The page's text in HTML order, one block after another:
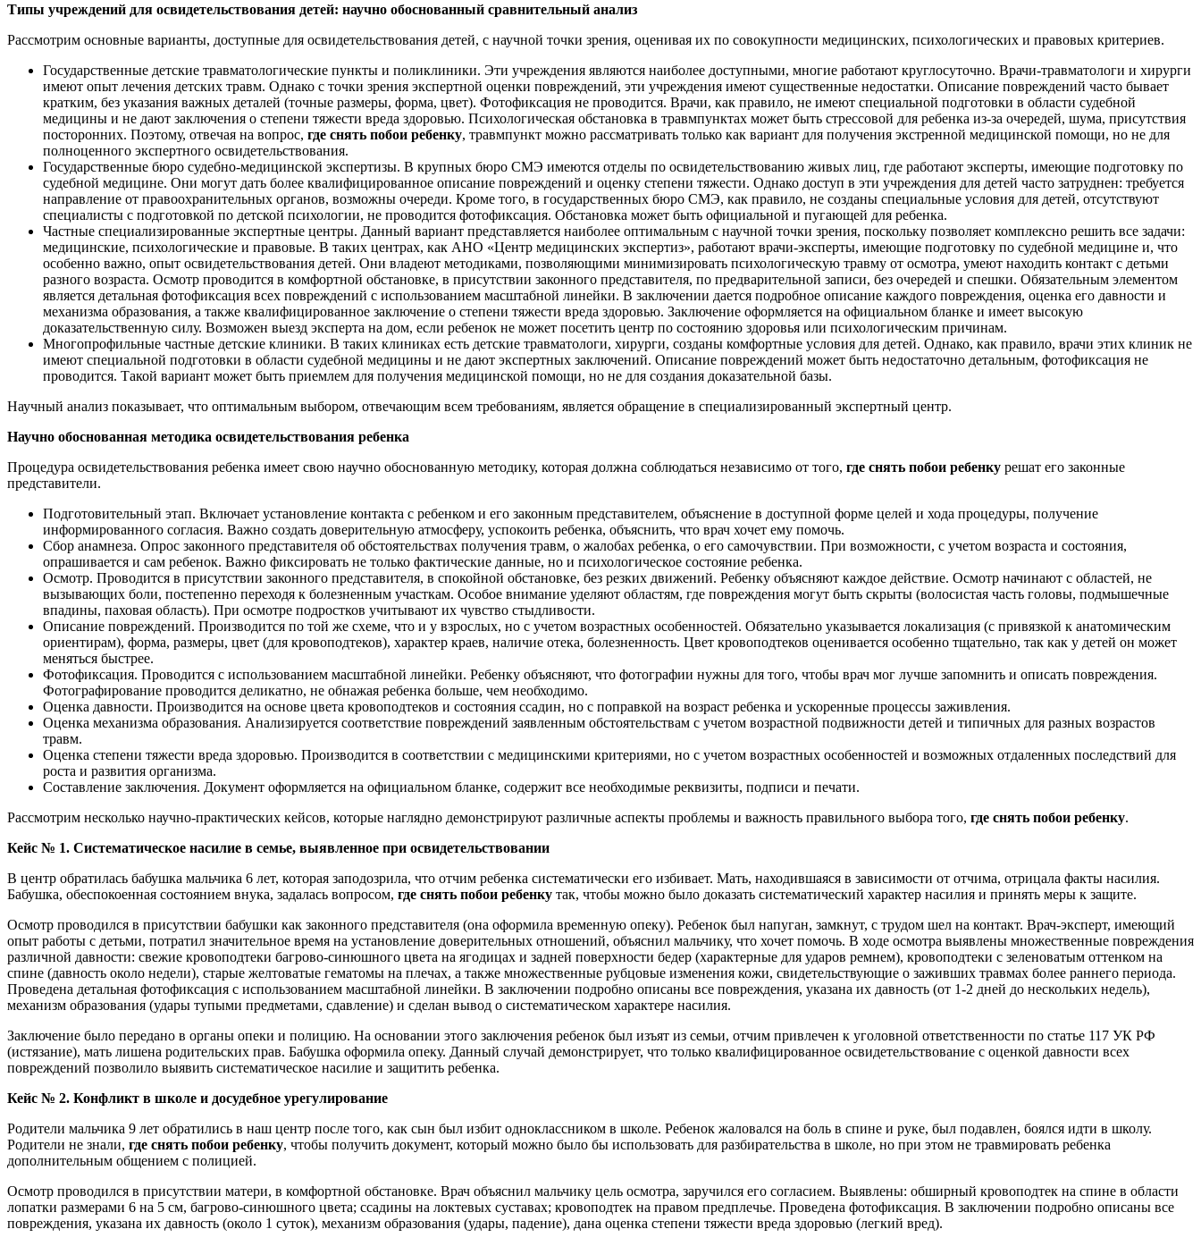
Типы учреждений для освидетельствования детей: научно обоснованный сравнительный анализ
Рассмотрим основные варианты, доступные для освидетельствования детей, с научной точки зрения, оценивая их по совокупности медицинских, психологических и правовых критериев.
Государственные детские травматологические пункты и поликлиники. Эти учреждения являются наиболее доступными, многие работают круглосуточно. Врачи-травматологи и хирурги
имеют опыт лечения детских травм. Однако с точки зрения экспертной оценки повреждений, эти учреждения имеют существенные недостатки. Описание повреждений часто бывает
кратким, без указания важных деталей (точные размеры, форма, цвет). Фотофиксация не проводится. Врачи, как правило, не имеют специальной подготовки в области судебной
медицины и не дают заключения о степени тяжести вреда здоровью. Психологическая обстановка в травмпунктах может быть стрессовой для ребенка из-за очередей, шума, присутствия
посторонних. Поэтому, отвечая на вопрос, где снять побои ребенку, травмпункт можно рассматривать только как вариант для получения экстренной медицинской помощи, но не для
полноценного экспертного освидетельствования.
Государственные бюро судебно-медицинской экспертизы. В крупных бюро СМЭ имеются отделы по освидетельствованию живых лиц, где работают эксперты, имеющие подготовку по
судебной медицине. Они могут дать более квалифицированное описание повреждений и оценку степени тяжести. Однако доступ в эти учреждения для детей часто затруднен: требуется
направление от правоохранительных органов, возможны очереди. Кроме того, в государственных бюро СМЭ, как правило, не созданы специальные условия для детей, отсутствуют
специалисты с подготовкой по детской психологии, не проводится фотофиксация. Обстановка может быть официальной и пугающей для ребенка.
Частные специализированные экспертные центры. Данный вариант представляется наиболее оптимальным с научной точки зрения, поскольку позволяет комплексно решить все задачи:
медицинские, психологические и правовые. В таких центрах, как АНО «Центр медицинских экспертиз», работают врачи-эксперты, имеющие подготовку по судебной медицине и, что
особенно важно, опыт освидетельствования детей. Они владеют методиками, позволяющими минимизировать психологическую травму от осмотра, умеют находить контакт с детьми
разного возраста. Осмотр проводится в комфортной обстановке, в присутствии законного представителя, по предварительной записи, без очередей и спешки. Обязательным элементом
является детальная фотофиксация всех повреждений с использованием масштабной линейки. В заключении дается подробное описание каждого повреждения, оценка его давности и
механизма образования, а также квалифицированное заключение о степени тяжести вреда здоровью. Заключение оформляется на официальном бланке и имеет высокую
доказательственную силу. Возможен выезд эксперта на дом, если ребенок не может посетить центр по состоянию здоровья или психологическим причинам.
Многопрофильные частные детские клиники. В таких клиниках есть детские травматологи, хирурги, созданы комфортные условия для детей. Однако, как правило, врачи этих клиник не
имеют специальной подготовки в области судебной медицины и не дают экспертных заключений. Описание повреждений может быть недостаточно детальным, фотофиксация не
проводится. Такой вариант может быть приемлем для получения медицинской помощи, но не для создания доказательной базы.
Научный анализ показывает, что оптимальным выбором, отвечающим всем требованиям, является обращение в специализированный экспертный центр.
Научно обоснованная методика освидетельствования ребенка
Процедура освидетельствования ребенка имеет свою научно обоснованную методику, которая должна соблюдаться независимо от того, где снять побои ребенку решат его законные
представители.
Подготовительный этап. Включает установление контакта с ребенком и его законным представителем, объяснение в доступной форме целей и хода процедуры, получение
информированного согласия. Важно создать доверительную атмосферу, успокоить ребенка, объяснить, что врач хочет ему помочь.
Сбор анамнеза. Опрос законного представителя об обстоятельствах получения травм, о жалобах ребенка, о его самочувствии. При возможности, с учетом возраста и состояния,
опрашивается и сам ребенок. Важно фиксировать не только фактические данные, но и психологическое состояние ребенка.
Осмотр. Проводится в присутствии законного представителя, в спокойной обстановке, без резких движений. Ребенку объясняют каждое действие. Осмотр начинают с областей, не
вызывающих боли, постепенно переходя к болезненным участкам. Особое внимание уделяют областям, где повреждения могут быть скрыты (волосистая часть головы, подмышечные
впадины, паховая область). При осмотре подростков учитывают их чувство стыдливости.
Описание повреждений. Производится по той же схеме, что и у взрослых, но с учетом возрастных особенностей. Обязательно указывается локализация (с привязкой к анатомическим
ориентирам), форма, размеры, цвет (для кровоподтеков), характер краев, наличие отека, болезненность. Цвет кровоподтеков оценивается особенно тщательно, так как у детей он может
меняться быстрее.
Фотофиксация. Проводится с использованием масштабной линейки. Ребенку объясняют, что фотографии нужны для того, чтобы врач мог лучше запомнить и описать повреждения.
Фотографирование проводится деликатно, не обнажая ребенка больше, чем необходимо.
Оценка давности. Производится на основе цвета кровоподтеков и состояния ссадин, но с поправкой на возраст ребенка и ускоренные процессы заживления.
Оценка механизма образования. Анализируется соответствие повреждений заявленным обстоятельствам с учетом возрастной подвижности детей и типичных для разных возрастов
травм.
Оценка степени тяжести вреда здоровью. Производится в соответствии с медицинскими критериями, но с учетом возрастных особенностей и возможных отдаленных последствий для
роста и развития организма.
Составление заключения. Документ оформляется на официальном бланке, содержит все необходимые реквизиты, подписи и печати.
Рассмотрим несколько научно-практических кейсов, которые наглядно демонстрируют различные аспекты проблемы и важность правильного выбора того, где снять побои ребенку.
Кейс № 1. Систематическое насилие в семье, выявленное при освидетельствовании
В центр обратилась бабушка мальчика 6 лет, которая заподозрила, что отчим ребенка систематически его избивает. Мать, находившаяся в зависимости от отчима, отрицала факты насилия.
Бабушка, обеспокоенная состоянием внука, задалась вопросом, где снять побои ребенку так, чтобы можно было доказать систематический характер насилия и принять меры к защите.
Осмотр проводился в присутствии бабушки как законного представителя (она оформила временную опеку). Ребенок был напуган, замкнут, с трудом шел на контакт. Врач-эксперт, имеющий
опыт работы с детьми, потратил значительное время на установление доверительных отношений, объяснил мальчику, что хочет помочь. В ходе осмотра выявлены множественные повреждения
различной давности: свежие кровоподтеки багрово-синюшного цвета на ягодицах и задней поверхности бедер (характерные для ударов ремнем), кровоподтеки с зеленоватым оттенком на
спине (давность около недели), старые желтоватые гематомы на плечах, а также множественные рубцовые изменения кожи, свидетельствующие о заживших травмах более раннего периода.
Проведена детальная фотофиксация с использованием масштабной линейки. В заключении подробно описаны все повреждения, указана их давность (от 1-2 дней до нескольких недель),
механизм образования (удары тупыми предметами, сдавление) и сделан вывод о систематическом характере насилия.
Заключение было передано в органы опеки и полицию. На основании этого заключения ребенок был изъят из семьи, отчим привлечен к уголовной ответственности по статье 117 УК РФ
(истязание), мать лишена родительских прав. Бабушка оформила опеку. Данный случай демонстрирует, что только квалифицированное освидетельствование с оценкой давности всех
повреждений позволило выявить систематическое насилие и защитить ребенка.
Кейс № 2. Конфликт в школе и досудебное урегулирование
Родители мальчика 9 лет обратились в наш центр после того, как сын был избит одноклассником в школе. Ребенок жаловался на боль в спине и руке, был подавлен, боялся идти в школу.
Родители не знали, где снять побои ребенку, чтобы получить документ, который можно было бы использовать для разбирательства в школе, но при этом не травмировать ребенка
дополнительным общением с полицией.
Осмотр проводился в присутствии матери, в комфортной обстановке. Врач объяснил мальчику цель осмотра, заручился его согласием. Выявлены: обширный кровоподтек на спине в области
лопатки размерами 6 на 5 см, багрово-синюшного цвета; ссадины на локтевых суставах; кровоподтек на правом предплечье. Проведена фотофиксация. В заключении подробно описаны все
повреждения, указана их давность (около 1 суток), механизм образования (удары, падение), дана оценка степени тяжести вреда здоровью (легкий вред).